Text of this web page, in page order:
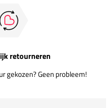
retourneren
gekozen? Geen probleem!